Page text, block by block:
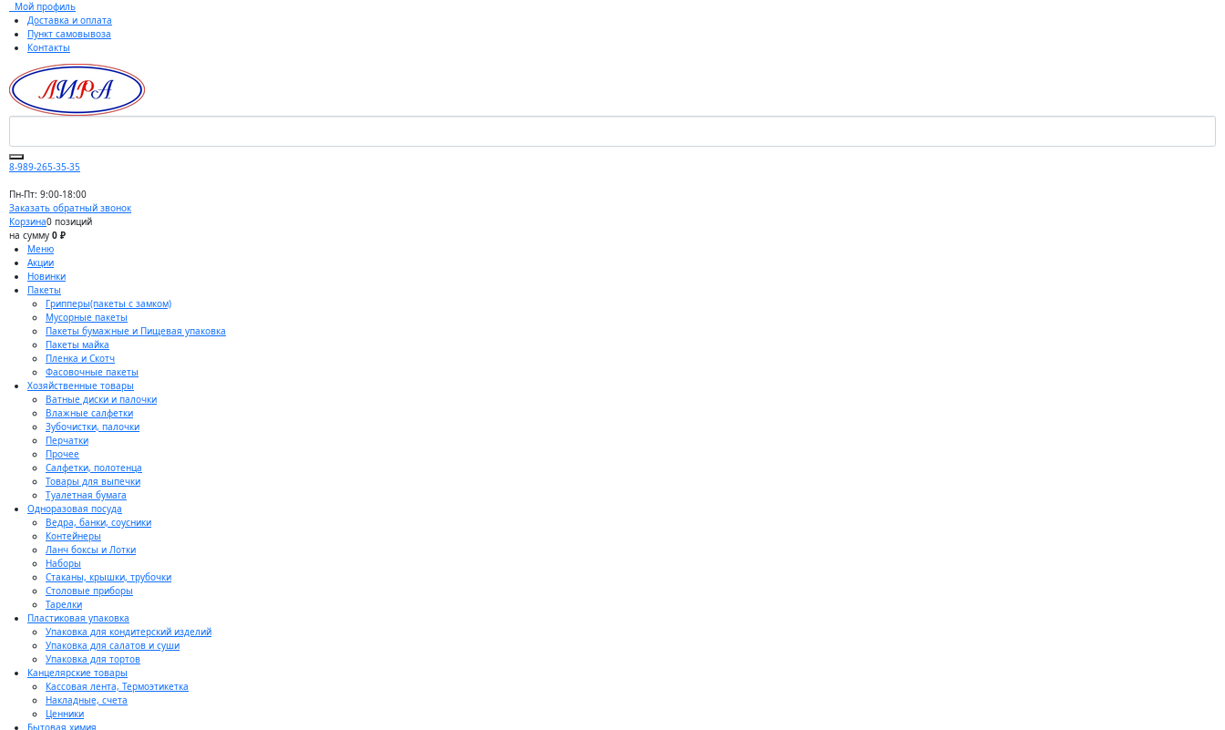
Мой профиль
Доставка и оплата
Пункт самовывоза
Контакты
8-989-265-35-35
Пн-Пт: 9:00-18:00
Заказать обратный звонок
Корзина0 позиций
на сумму 0 ₽
Меню
Акции
Новинки
Пакеты
Грипперы(пакеты с замком)
Мусорные пакеты
Пакеты бумажные и Пищевая упаковка
Пакеты майка
Пленка и Скотч
Фасовочные пакеты
Хозяйственные товары
Ватные диски и палочки
Влажные салфетки
Зубочистки, палочки
Перчатки
Прочее
Салфетки, полотенца
Товары для выпечки
Туалетная бумага
Одноразовая посуда
Ведра, банки, соусники
Контейнеры
Ланч боксы и Лотки
Наборы
Стаканы, крышки, трубочки
Столовые приборы
Тарелки
Пластиковая упаковка
Упаковка для кондитерский изделий
Упаковка для салатов и суши
Упаковка для тортов
Канцелярские товары
Кассовая лента, Термоэтикетка
Накладные, счета
Ценники
Бытовая химия